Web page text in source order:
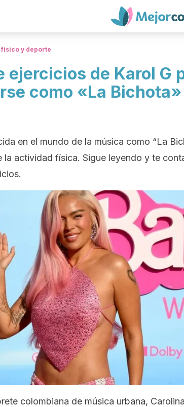
y deporte
ejercicios de Karol G
como «La Bichota»
en el mundo de la música como “La
la actividad física. Sigue leyendo y te
colombiana de música urbana,